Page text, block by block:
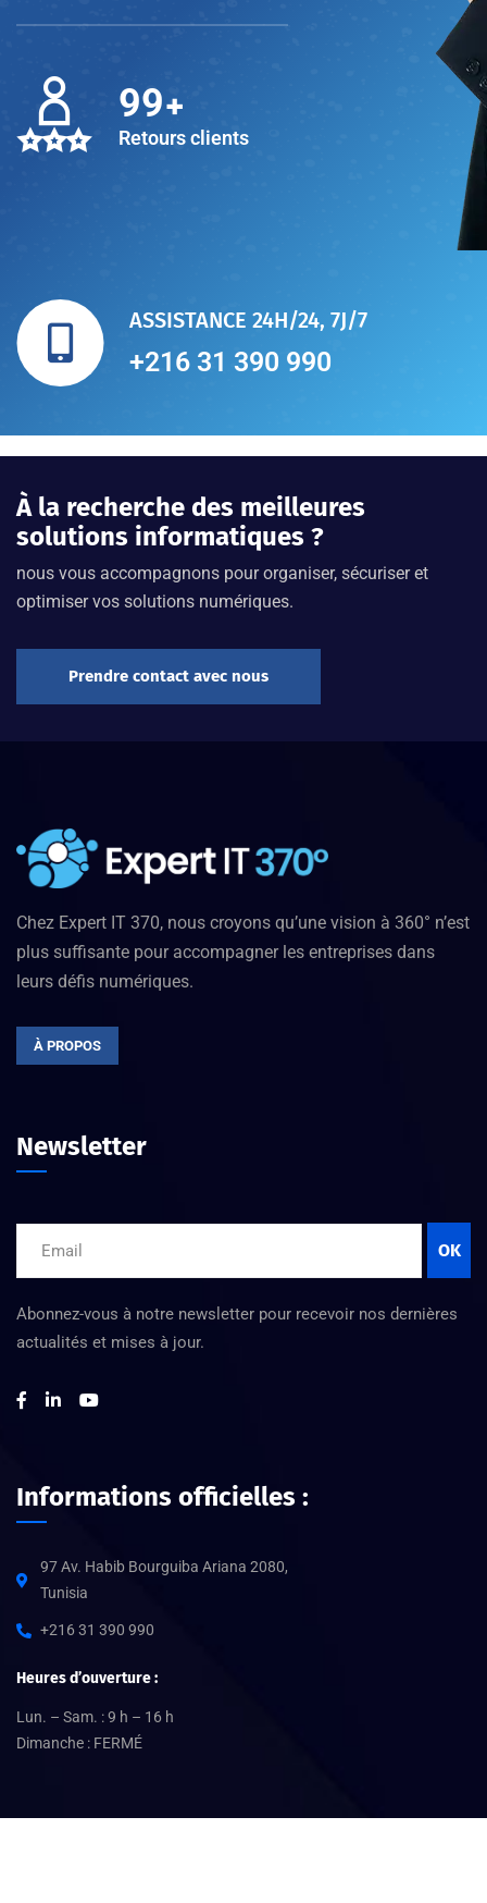
100
Retours clients
ASSISTANCE 24H/24, 7J/7
+216 31 390 990
À la recherche des meilleures
solutions informatiques ?
nous vous accompagnons pour organiser, sécuriser et
optimiser vos solutions numériques.
Prendre contact avec nous
Chez Expert IT 370, nous croyons qu’une vision à 360° n’est
plus suffisante pour accompagner les entreprises dans
leurs défis numériques.
À PROPOS
Newsletter
OK
Abonnez-vous à notre newsletter pour recevoir nos dernières
actualités et mises à jour.
Informations officielles :
97 Av. Habib Bourguiba Ariana 2080,
Tunisia
+216 31 390 990
Heures d’ouverture :
Lun. – Sam. : 9 h – 16 h
Dimanche : FERMÉ